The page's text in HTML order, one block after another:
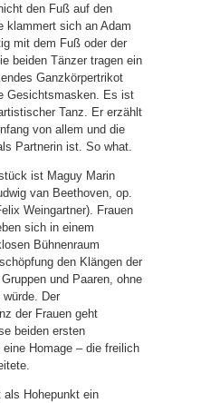
den Fuß auf den
klammert sich an Adam
mit dem Fuß oder der
beiden Tänzer tragen ein
Ganzkörpertrikot
Gesichtsmasken. Es ist
Tanz. Er erzählt
von allem und die
Partnerin ist. So what.
ist Maguy Marin
van Beethoven, op.
Weingartner). Frauen
sich in einem
Bühnenraum
den Klängen der
und Paaren, ohne
Der
der Frauen geht
beiden ersten
eine Homage – die freilich
als Hohepunkt ein